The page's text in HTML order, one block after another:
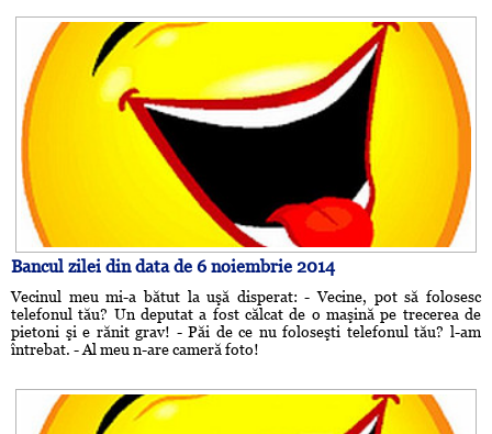
Bancul zilei din data de 6 noiembrie 2014
Vecinul meu mi-a bătut la uşă disperat: - Vecine, pot să folosesc
telefonul tău? Un deputat a fost călcat de o maşină pe trecerea de
pietoni şi e rănit grav! - Păi de ce nu foloseşti telefonul tău? l-am
întrebat. - Al meu n-are cameră foto!